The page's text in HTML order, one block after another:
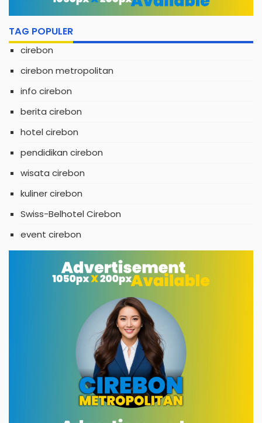
TAG POPULER
cirebon
cirebon metropolitan
info cirebon
berita cirebon
hotel cirebon
pendidikan cirebon
wisata cirebon
kuliner cirebon
Swiss-Belhotel Cirebon
event cirebon